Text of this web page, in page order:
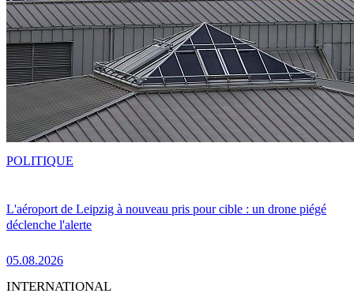
L'aéroport de Leipzig à nouveau pris pour cible : un drone piégé
déclenche l'alerte
05.08.2026
POLITIQUE
INTERNATIONAL